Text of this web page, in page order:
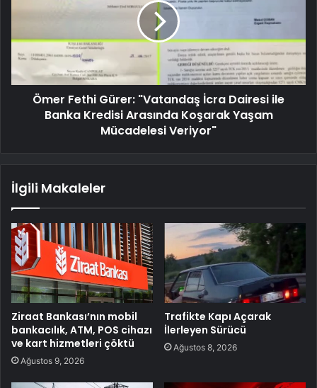
Ömer Fethi Gürer: "Vatandaş İcra Dairesi ile
Banka Kredisi Arasında Koşarak Yaşam
Mücadelesi Veriyor"
İlgili Makaleler
Ziraat Bankası’nın mobil
bankacılık, ATM, POS cihazı
ve kart hizmetleri çöktü
Ağustos 9, 2026
Trafikte Kapı Açarak
İlerleyen Sürücü
Ağustos 8, 2026